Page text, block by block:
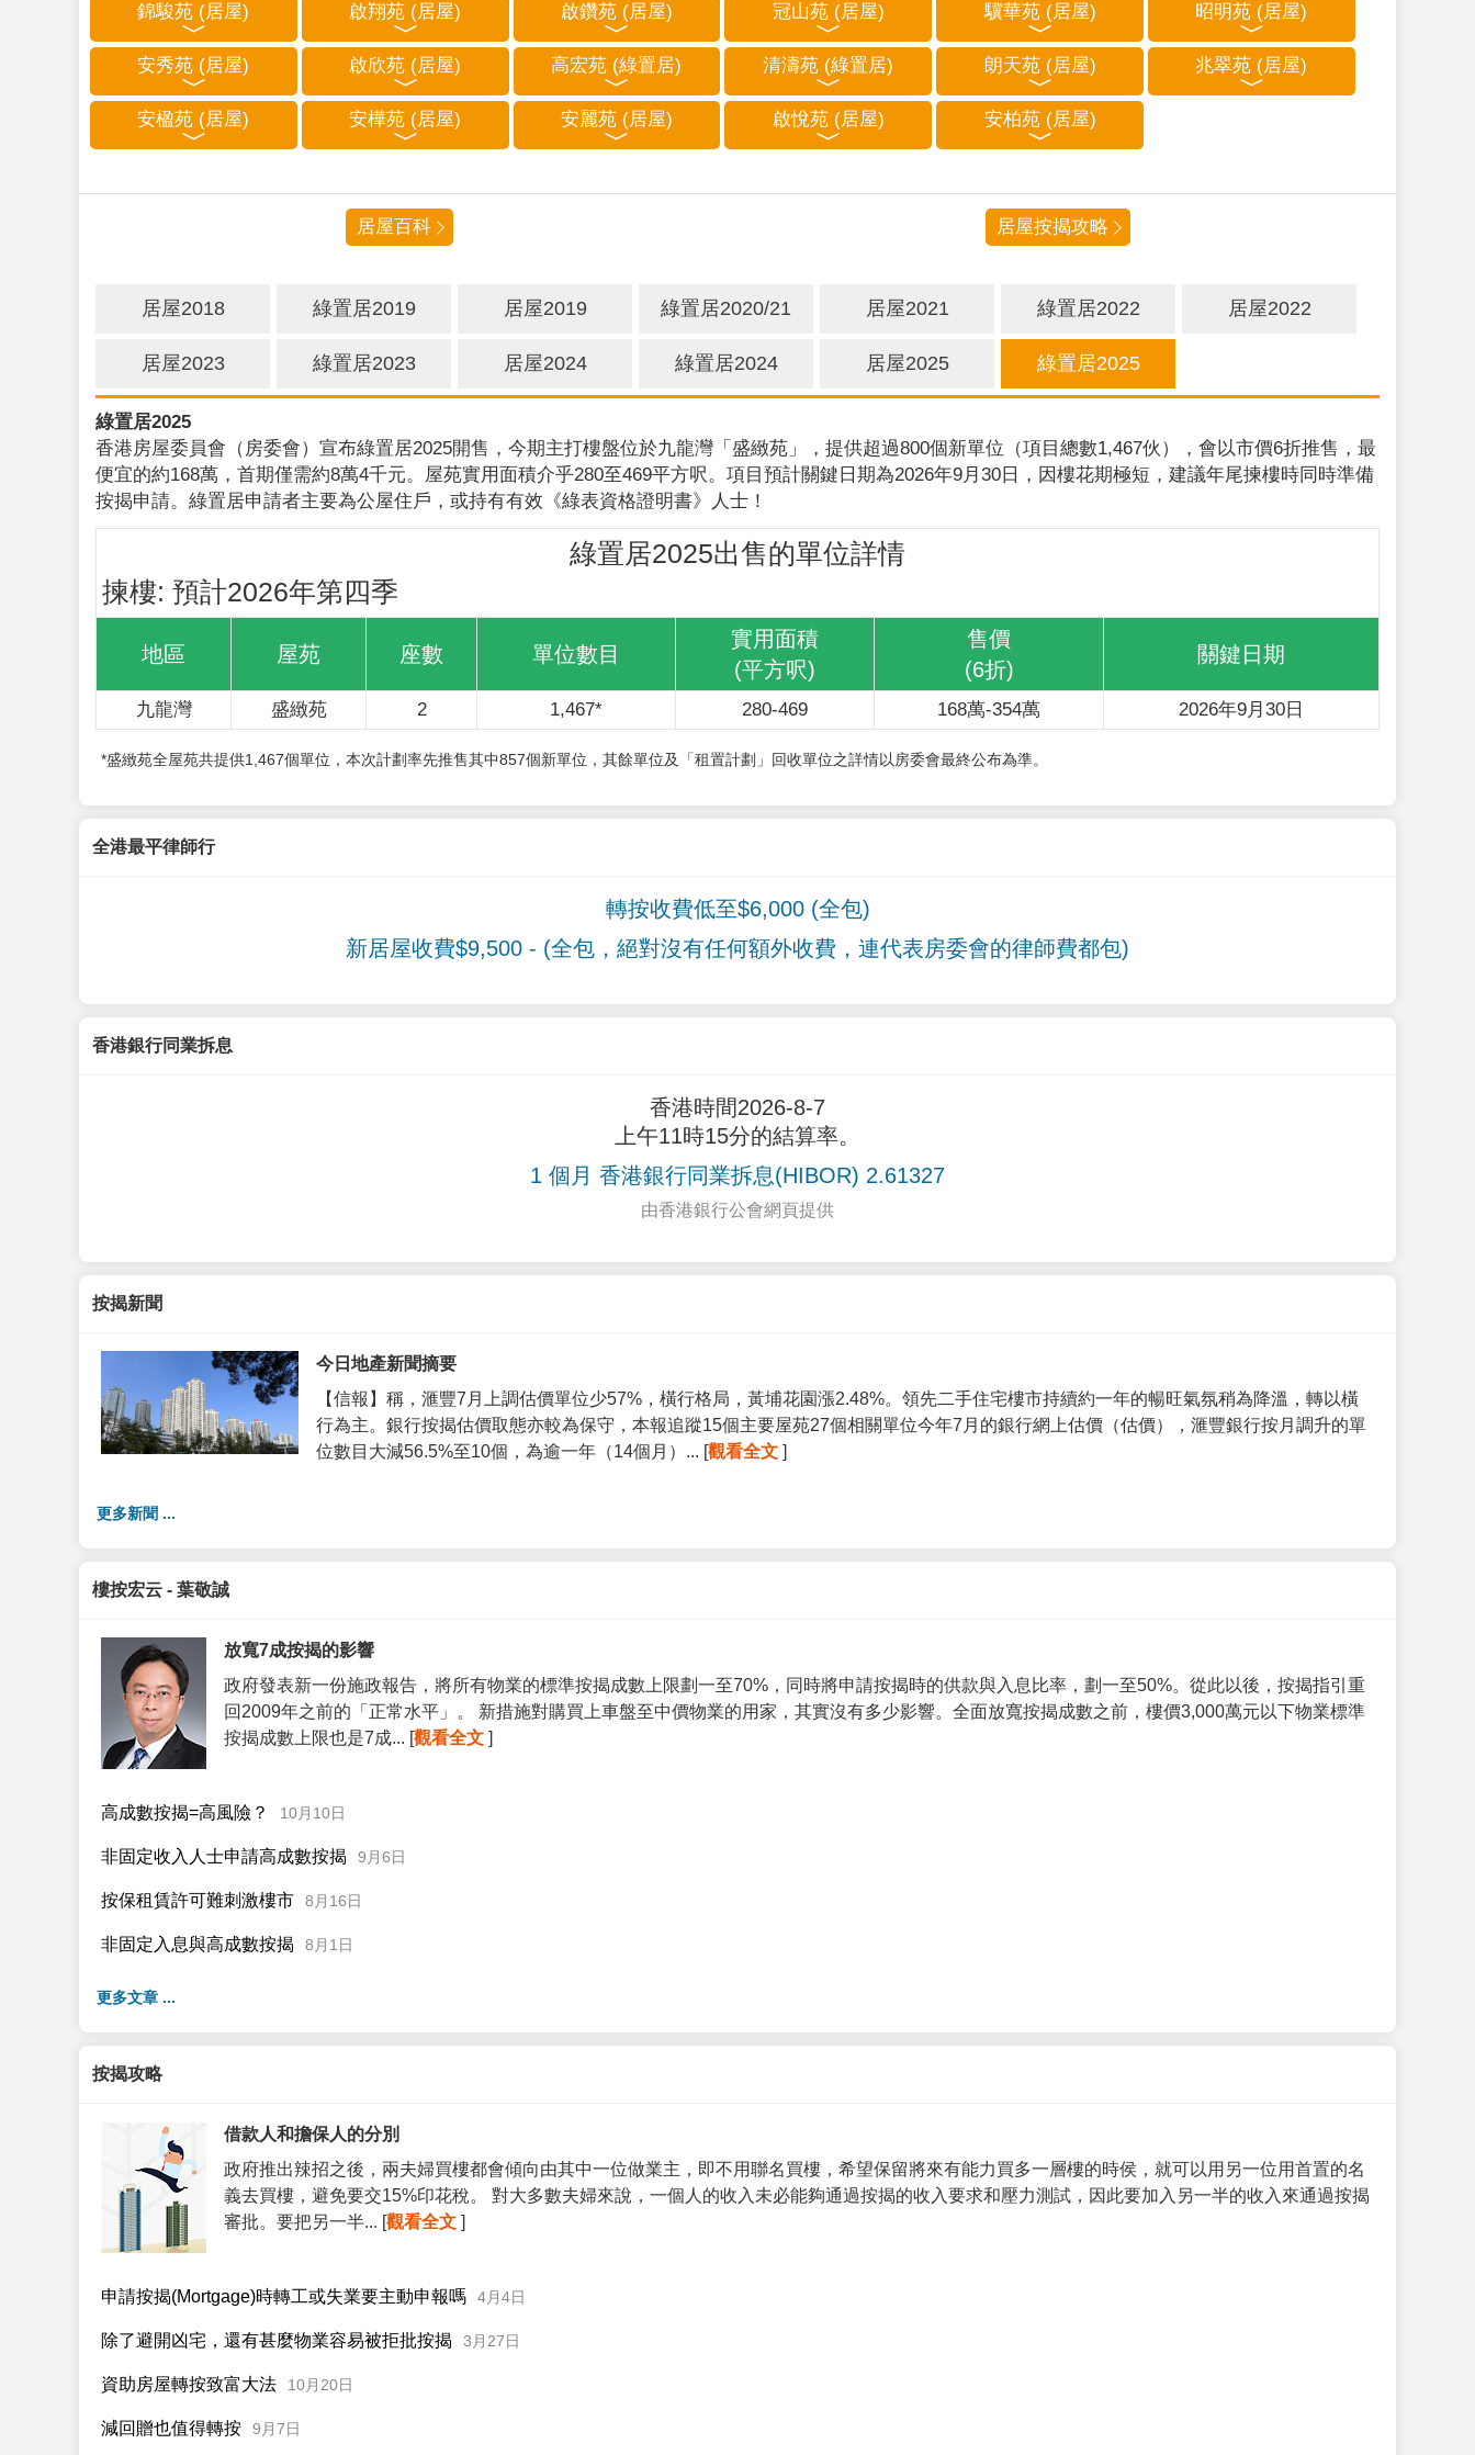
錦駿苑 (居屋) 啟翔苑 (居屋) 啟鑽苑 (居屋) 冠山苑 (居屋) 驥華苑 (居屋) 昭明苑 (居屋)
安秀苑 (居屋) 啟欣苑 (居屋) 高宏苑 (綠置居) 清濤苑 (綠置居) 朗天苑 (居屋) 兆翠苑 (居屋)
安楹苑 (居屋) 安樺苑 (居屋) 安麗苑 (居屋) 啟悅苑 (居屋) 安柏苑 (居屋)
居屋百科 居屋按揭攻略
居屋2018 綠置居2019 居屋2019 綠置居2020/21 居屋2021 綠置居2022 居屋2022
居屋2023 綠置居2023 居屋2024 綠置居2024 居屋2025 綠置居2025
綠置居2025
香港房屋委員會（房委會）宣布綠置居2025開售，今期主打樓盤位於九龍灣「盛緻苑」，提供超過800個新單位（項目總數1,467伙），會以市價6折推售，最
便宜的約168萬，首期僅需約8萬4千元。屋苑實用面積介乎280至469平方呎。項目預計關鍵日期為2026年9月30日，因樓花期極短，建議年尾揀樓時同時準備
按揭申請。綠置居申請者主要為公屋住戶，或持有有效《綠表資格證明書》人士！
綠置居2025出售的單位詳情
揀樓: 預計2026年第四季
地區 屋苑 座數 單位數目
實用面積
(平方呎)
售價
(6折)
關鍵日期
九龍灣 盛緻苑 2 1,467* 280-469 168萬-354萬 2026年9月30日
*盛緻苑全屋苑共提供1,467個單位，本次計劃率先推售其中857個新單位，其餘單位及「租置計劃」回收單位之詳情以房委會最終公布為準。
全港最平律師行
轉按收費低至$6,000 (全包)
新居屋收費$9,500 - (全包，絕對沒有任何額外收費，連代表房委會的律師費都包)
香港銀行同業拆息
香港時間2026-8-7
上午11時15分的結算率。
1 個月 香港銀行同業拆息(HIBOR) 2.61327
由香港銀行公會網頁提供
按揭新聞
今日地產新聞摘要
【信報】稱，滙豐7月上調估價單位少57%，橫行格局，黃埔花園漲2.48%。領先二手住宅樓市持續約一年的暢旺氣氛稍為降溫，轉以橫
行為主。銀行按揭估價取態亦較為保守，本報追蹤15個主要屋苑27個相關單位今年7月的銀行網上估價（估價），滙豐銀行按月調升的單
位數目大減56.5%至10個，為逾一年（14個月）... [觀看全文 ]
更多新聞 ...
樓按宏云 - 葉敬誠
放寬7成按揭的影響
政府發表新一份施政報告，將所有物業的標準按揭成數上限劃一至70%，同時將申請按揭時的供款與入息比率，劃一至50%。從此以後，按揭指引重
回2009年之前的「正常水平」。 新措施對購買上車盤至中價物業的用家，其實沒有多少影響。全面放寬按揭成數之前，樓價3,000萬元以下物業標準
按揭成數上限也是7成... [觀看全文 ]
高成數按揭=高風險？ 10月10日
非固定收入人士申請高成數按揭 9月6日
按保租賃許可難刺激樓市 8月16日
非固定入息與高成數按揭 8月1日
更多文章 ...
按揭攻略
借款人和擔保人的分別
政府推出辣招之後，兩夫婦買樓都會傾向由其中一位做業主，即不用聯名買樓，希望保留將來有能力買多一層樓的時侯，就可以用另一位用首置的名
義去買樓，避免要交15%印花稅。 對大多數夫婦來說，一個人的收入未必能夠通過按揭的收入要求和壓力測試，因此要加入另一半的收入來通過按揭
審批。要把另一半... [觀看全文 ]
申請按揭(Mortgage)時轉工或失業要主動申報嗎 4月4日
除了避開凶宅，還有甚麼物業容易被拒批按揭 3月27日
資助房屋轉按致富大法 10月20日
減回贈也值得轉按 9月7日